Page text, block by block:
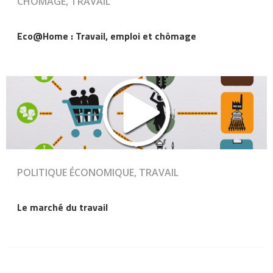
Eco@Home : Travail, emploi et chômage
POLITIQUE ÉCONOMIQUE, TRAVAIL
Le marché du travail